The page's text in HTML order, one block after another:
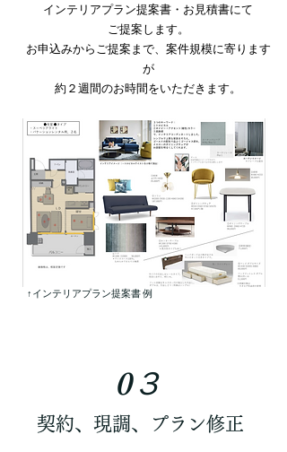
↑インテリアプラン提案書 例
0３
契約、現調、プラン修正
インテリアプラン提案書・お見積書にて
ご提案します。
お申込みからご提案まで、案件規模に寄ります
が
約２週間のお時間をいただきます。